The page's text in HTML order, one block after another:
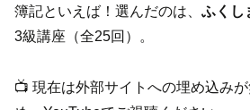
簿記といえば！選んだのは、 ふくし
3級講座（全25回）。
📺 現在は外部サイトへの埋め込み